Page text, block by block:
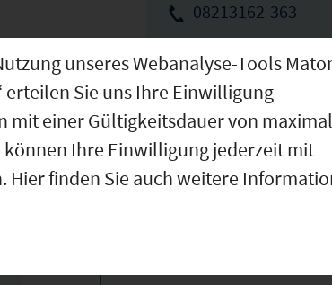
08213162-363
unseres Webanalyse-Tools
erteilen Sie uns Ihre Einwilligung
mit einer Gültigkeitsdauer von
Ihre Einwilligung jederzeit mit
Hier finden Sie auch weitere